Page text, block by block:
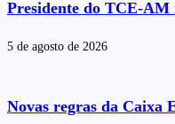
Presidente do TCE-AM
5 de agosto de 2026
Novas regras da Caixa